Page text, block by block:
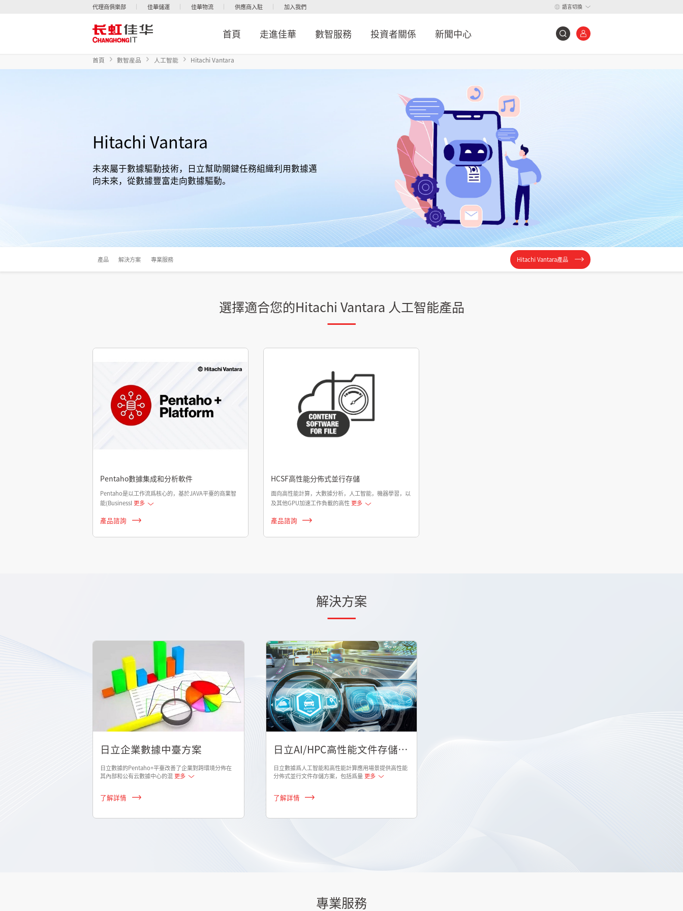
代理商俱樂部 佳華儲運 佳華物流 供應商入駐 加入我們 語言切換
首頁 走進佳華 數智服務 投資者關係 新聞中心
首頁 數智産品 人工智能 Hitachi Vantara
Hitachi Vantara
未來屬于數據驅動技術，日立幫助關鍵任務組織利用數據邁
向未來，從數據豐富走向數據驅動。
產品 解決方案 專業服務 Hitachi Vantara產品
選擇適合您的Hitachi Vantara 人工智能產品
Pentaho數據集成和分析軟件
Pentaho是以工作流爲核心的，基於JAVA平臺的商業智
能(BusinessI 更多
產品諮詢
HCSF高性能分佈式並行存儲
面向高性能計算，大數據分析，人工智能，機器學習，以
及其他GPU加速工作負載的高性更多
產品諮詢
解決方案
日立企業數據中臺方案
日立數據的Pentaho+平臺改善了企業對跨環境分佈在
其內部和公有云數據中心的混更多
了解詳情
日立AI/HPC高性能文件存儲方
案
日立數據爲人工智能和高性能計算應用場景提供高性能
分佈式並行文件存儲方案，包括爲量 更多
了解詳情
專業服務